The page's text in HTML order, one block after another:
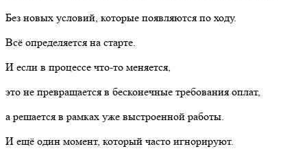
Без новых условий, которые появляются по ходу.
Всё определяется на старте.
И если в процессе что-то меняется,
это не превращается в бесконечные требования оплат,
а решается в рамках уже выстроенной работы.
И ещё один момент, который часто игнорируют.